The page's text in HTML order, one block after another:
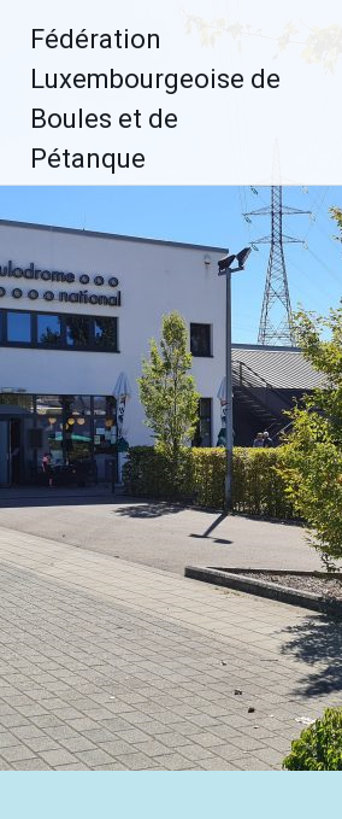
contenu
Fédération
Luxembourgeoise de
Boules et de
Pétanque